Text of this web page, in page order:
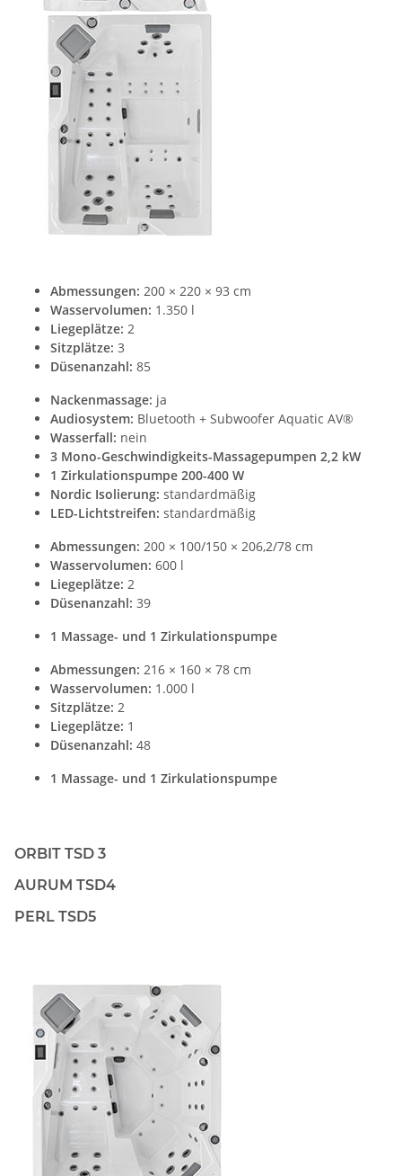
Abmessungen: 200 × 220 × 93 cm
Wasservolumen: 1.350 l
Liegeplätze: 2
Sitzplätze: 3
Düsenanzahl: 85
Nackenmassage: ja
Audiosystem: Bluetooth + Subwoofer Aquatic AV®
Wasserfall: nein
3 Mono-Geschwindigkeits-Massagepumpen 2,2 kW
1 Zirkulationspumpe 200-400 W
Nordic Isolierung: standardmäßig
LED-Lichtstreifen: standardmäßig
Abmessungen: 200 × 100/150 × 206,2/78 cm
Wasservolumen: 600 l
Liegeplätze: 2
Düsenanzahl: 39
1 Massage- und 1 Zirkulationspumpe
Abmessungen: 216 × 160 × 78 cm
Wasservolumen: 1.000 l
Sitzplätze: 2
Liegeplätze: 1
Düsenanzahl: 48
1 Massage- und 1 Zirkulationspumpe
ORBIT TSD 3
AURUM TSD4
PERL TSD5